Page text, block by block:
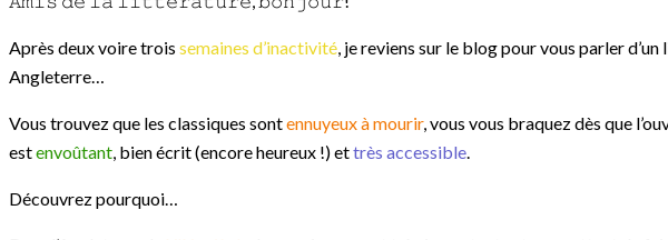
Après deux voire trois semaines d’inactivité , je reviens sur le blog pour vous parler d’un
Angleterre…
Vous trouvez que les classiques sontennuyeux à mourir, vous vous braquez dès que
estenvoûtant , bien écrit (encore heureux !) ettrès accessible
Découvrez pourquoi…